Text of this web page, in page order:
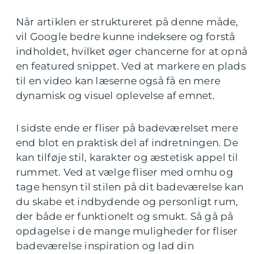
Når artiklen er struktureret på denne måde,
vil Google bedre kunne indeksere og forstå
indholdet, hvilket øger chancerne for at opnå
en featured snippet. Ved at markere en plads
til en video kan læserne også få en mere
dynamisk og visuel oplevelse af emnet.
I sidste ende er fliser på badeværelset mere
end blot en praktisk del af indretningen. De
kan tilføje stil, karakter og æstetisk appel til
rummet. Ved at vælge fliser med omhu og
tage hensyn til stilen på dit badeværelse kan
du skabe et indbydende og personligt rum,
der både er funktionelt og smukt. Så gå på
opdagelse i de mange muligheder for fliser
badeværelse inspiration og lad din